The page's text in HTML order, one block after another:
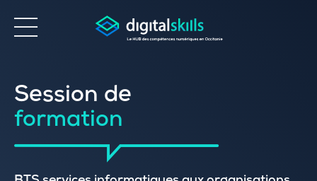
Accessibilité
Session de
formation